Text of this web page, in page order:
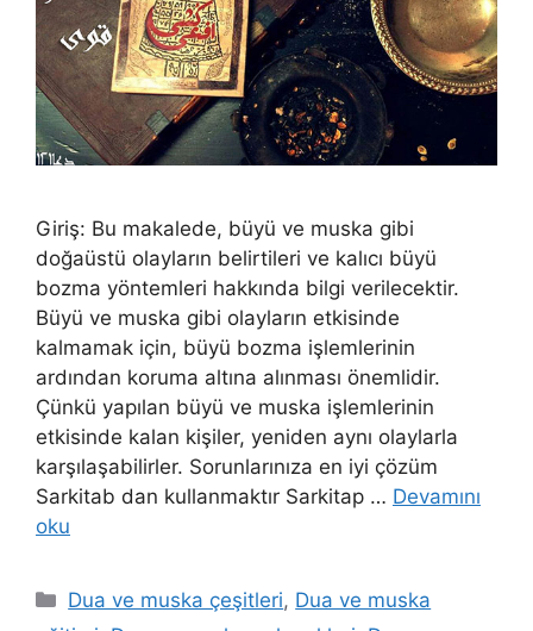
Giriş: Bu makalede, büyü ve muska gibi
doğaüstü olayların belirtileri ve kalıcı büyü
bozma yöntemleri hakkında bilgi verilecektir.
Büyü ve muska gibi olayların etkisinde
kalmamak için, büyü bozma işlemlerinin
ardından koruma altına alınması önemlidir.
Çünkü yapılan büyü ve muska işlemlerinin
etkisinde kalan kişiler, yeniden aynı olaylarla
karşılaşabilirler. Sorunlarınıza en iyi çözüm
Sarkitab dan kullanmaktır Sarkitap … Devamını
oku
Dua ve muska çeşitleri, Dua ve muska